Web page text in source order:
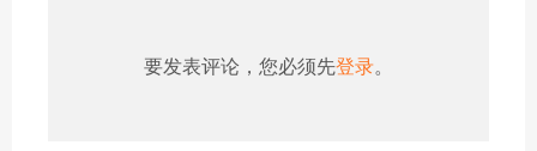
要发表评论，您必须先登录。